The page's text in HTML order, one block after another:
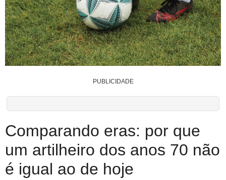
PUBLICIDADE
Comparando eras: por que
um artilheiro dos anos 70 não
é igual ao de hoje